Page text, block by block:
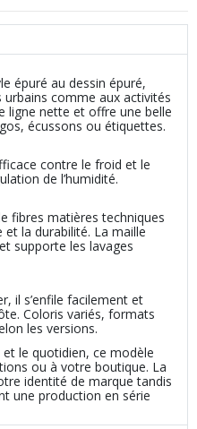
épuré au dessin épuré,
urbains comme aux activités
ligne nette et offre une belle
écussons ou étiquettes.
contre le froid et le
de l’humidité.
fibres matières techniques
la durabilité. La maille
supporte les lavages
il s’enfile facilement et
Coloris variés, formats
les versions.
le quotidien, ce modèle
ou à votre boutique. La
identité de marque tandis
une production en série